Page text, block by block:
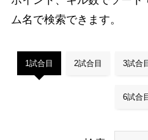
ム名で検索できます。
1試合目 2試合目 3試合
6試合